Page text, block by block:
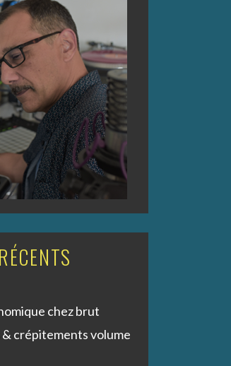
chez brut
crépitements volume